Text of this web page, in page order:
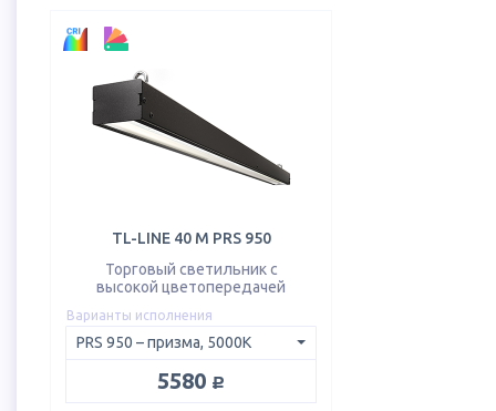
TL-LINE 40 M PRS 950
Торговый светильник с
высокой цветопередачей
Варианты исполнения
5580 руб.